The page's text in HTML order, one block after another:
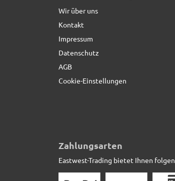
Wir über uns
Kontakt
Impressum
Datenschutz
AGB
Cookie-Einstellungen
Zahlungsarten
Eastwest-Trading bietet Ihnen